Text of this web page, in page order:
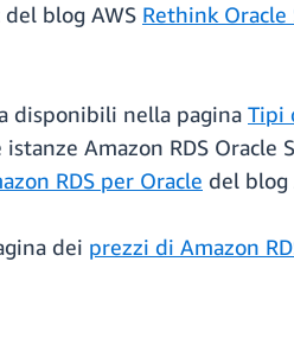
blog AWS Rethink Oracle
disponibili nella pagina Tipi
Amazon RDS Oracle
RDS per Oracle del blog
dei prezzi di Amazon